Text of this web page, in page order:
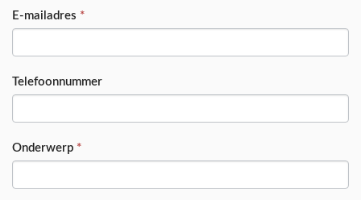
E-mailadres *
Telefoonnummer
Onderwerp *